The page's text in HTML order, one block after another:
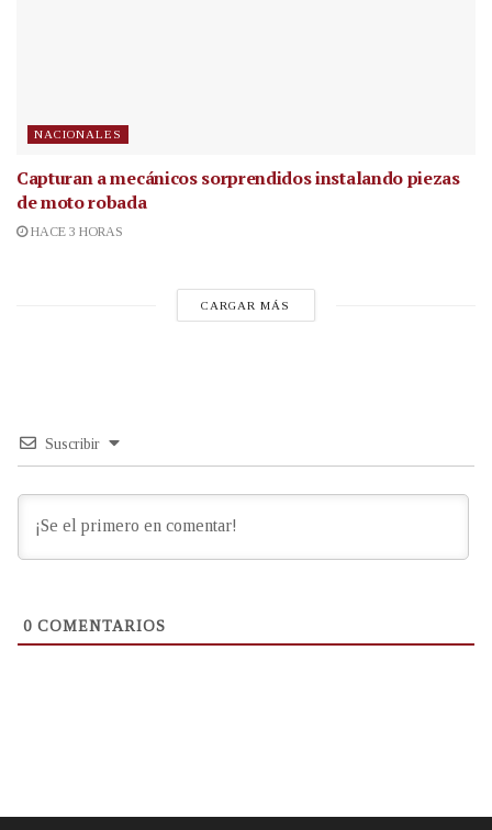
NACIONALES
Capturan a mecánicos sorprendidos instalando piezas
de moto robada
HACE 3 HORAS
CARGAR MÁS
Suscribir
0 COMENTARIOS